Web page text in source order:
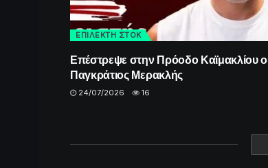
ΕΠΙΛΕΚΤΗ ΣΤΟΚ
Επέστρεψε στην Πρόοδο Καϊμακλίου ο
Παγκράτιος Μερακλής
24/07/2026 16